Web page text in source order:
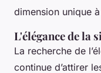
dimension unique à
L'élégance de la
La recherche de
continue d’attirer